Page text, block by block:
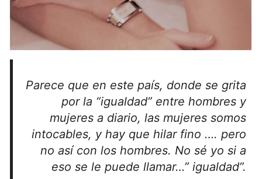
Parece que en este país, donde se grita
por la “igualdad” entre hombres y
mujeres a diario, las mujeres somos
intocables, y hay que hilar fino …. pero
no así con los hombres. No sé yo si a
eso se le puede llamar…” igualdad”.